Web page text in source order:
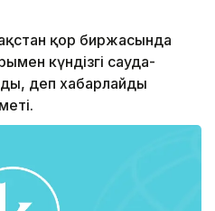
қор биржасында
күндізгі сауда-
деп хабарлайды